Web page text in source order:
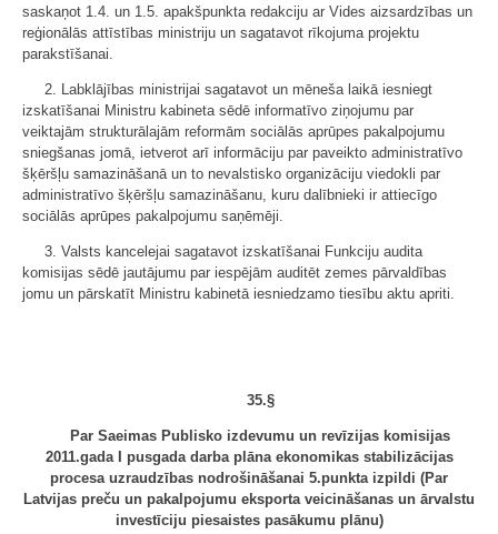
saskaņot 1.4. un 1.5. apakšpunkta redakciju ar Vides aizsardzības un
reģionālās attīstības ministriju un sagatavot rīkojuma projektu
parakstīšanai.
2. Labklājības ministrijai sagatavot un mēneša laikā iesniegt
izskatīšanai Ministru kabineta sēdē informatīvo ziņojumu par
veiktajām strukturālajām reformām sociālās aprūpes pakalpojumu
sniegšanas jomā, ietverot arī informāciju par paveikto administratīvo
šķēršļu samazināšanā un to nevalstisko organizāciju viedokli par
administratīvo šķēršļu samazināšanu, kuru dalībnieki ir attiecīgo
sociālās aprūpes pakalpojumu saņēmēji.
3. Valsts kancelejai sagatavot izskatīšanai Funkciju audita
komisijas sēdē jautājumu par iespējām auditēt zemes pārvaldības
jomu un pārskatīt Ministru kabinetā iesniedzamo tiesību aktu apriti.
35.§
Par Saeimas Publisko izdevumu un revīzijas komisijas
2011.gada I pusgada darba plāna ekonomikas stabilizācijas
procesa uzraudzības nodrošināšanai 5.punkta izpildi (Par
Latvijas preču un pakalpojumu eksporta veicināšanas un ārvalstu
investīciju piesaistes pasākumu plānu)